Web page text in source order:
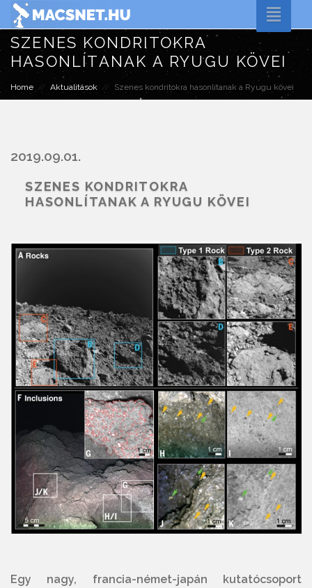
Toggle
SZENES KONDRITOKRA
HASONLÍTANAK A RYUGU KÖVEI
Home Aktualitások Szenes kondritokra hasonlítanak a Ryugu kövei
2019.09.01.
SZENES KONDRITOKRA
HASONLÍTANAK A RYUGU KÖVEI
Egy nagy, francia-német-japán kutatócsoport